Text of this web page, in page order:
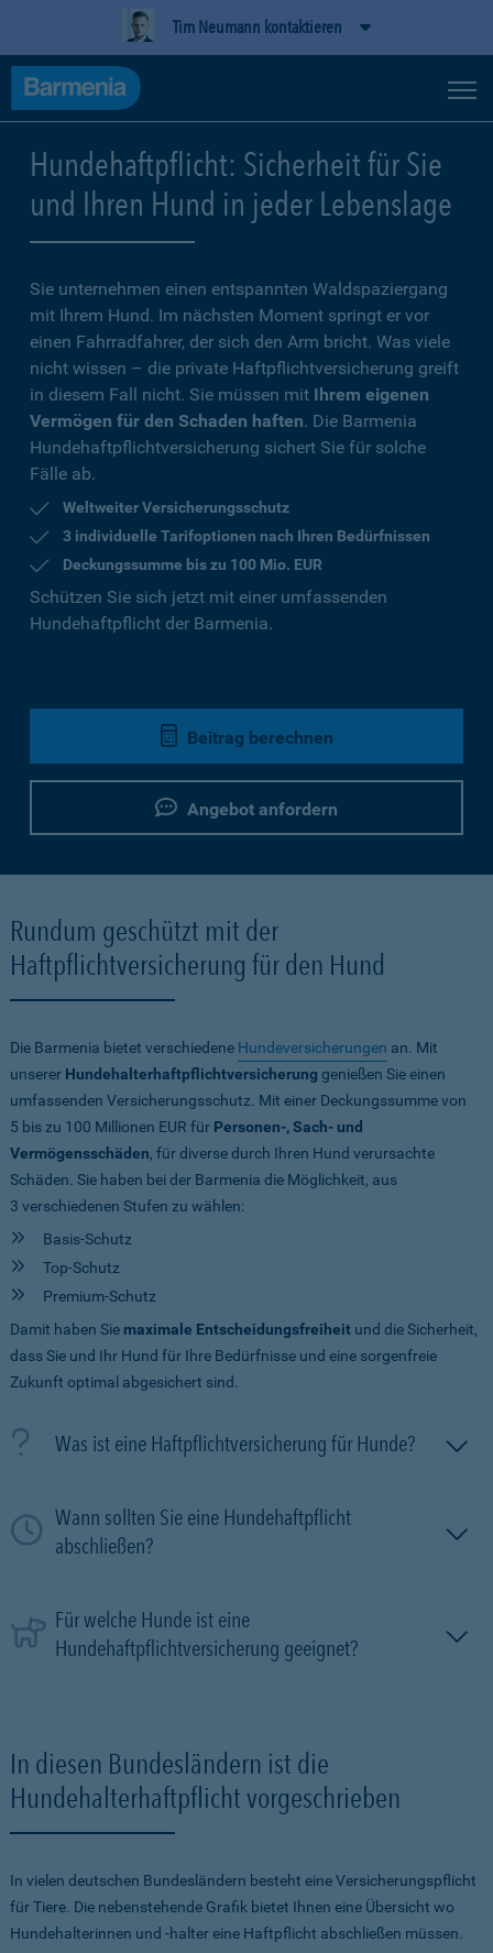
Tim Neumann kontaktieren
Hundehaftpflicht: Sicherheit für Sie
und Ihren Hund in jeder Lebenslage
Sie unternehmen einen entspannten Waldspaziergang
mit Ihrem Hund. Im nächsten Moment springt er vor
einen Fahrradfahrer, der sich den Arm bricht. Was viele
nicht wissen – die private Haftpflichtversicherung greift
in diesem Fall nicht. Sie müssen mit Ihrem eigenen
Vermögen für den Schaden haften. Die Barmenia
Hundehaftpflichtversicherung sichert Sie für solche
Fälle ab.
Weltweiter Versicherungsschutz
3 individuelle Tarifoptionen nach Ihren Bedürfnissen
Deckungssumme bis zu 100 Mio. EUR
Schützen Sie sich jetzt mit einer umfassenden
Hundehaftpflicht der Barmenia.
Beitrag berechnen
Angebot anfordern
Rundum geschützt mit der
Haftpflichtversicherung für den Hund
Die Barmenia bietet verschiedene Hundeversicherungen an. Mit
unserer Hundehalterhaftpflichtversicherung genießen Sie einen
umfassenden Versicherungsschutz. Mit einer Deckungssumme von
5 bis zu 100 Millionen EUR für Personen-, Sach- und
Vermögensschäden, für diverse durch Ihren Hund verursachte
Schäden. Sie haben bei der Barmenia die Möglichkeit, aus
3 verschiedenen Stufen zu wählen:
Basis-Schutz
Top-Schutz
Premium-Schutz
Damit haben Sie maximale Entscheidungsfreiheit und die Sicherheit,
dass Sie und Ihr Hund für Ihre Bedürfnisse und eine sorgenfreie
Zukunft optimal abgesichert sind.
Was ist eine Haftpflichtversicherung für Hunde?
Wann sollten Sie eine Hundehaftpflicht
abschließen?
Für welche Hunde ist eine
Hundehaftpflichtversicherung geeignet?
In diesen Bundesländern ist die
Hundehalterhaftpflicht vorgeschrieben
In vielen deutschen Bundesländern besteht eine Versicherungspflicht
für Tiere. Die nebenstehende Grafik bietet Ihnen eine Übersicht wo
Hundehalterinnen und -halter eine Haftpflicht abschließen müssen.